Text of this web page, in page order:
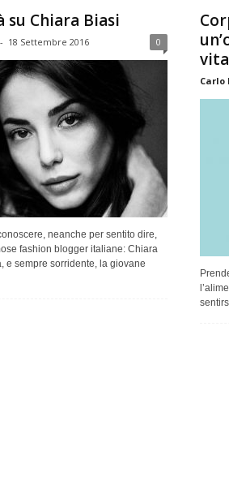
su Chiara Biasi
- 18 Settembre 2016 0
neanche per sentito dire,
fashion blogger italiane: Chiara
e sempre sorridente, la giovane
vita